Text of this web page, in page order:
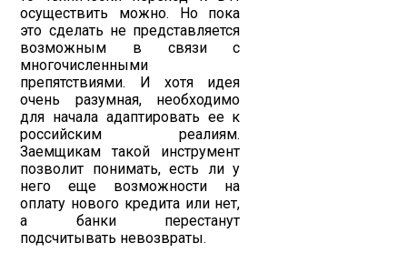
осуществить можно. Но пока
это сделать не представляется
возможным в связи с
многочисленными
препятствиями. И хотя идея
очень разумная, необходимо
для начала адаптировать ее к
российским реалиям.
Заемщикам такой инструмент
позволит понимать, есть ли у
него еще возможности на
оплату нового кредита или нет,
а банки перестанут
подсчитывать невозвраты.